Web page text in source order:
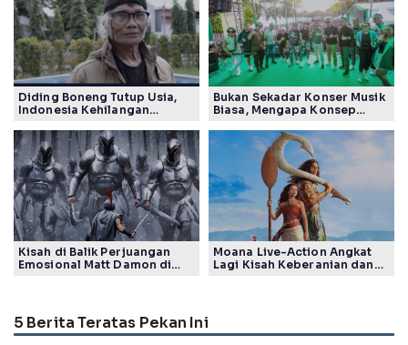
Diding Boneng Tutup Usia,
Indonesia Kehilangan
Generasi
Bukan Sekadar Konser Musik
Biasa, Mengapa Konsep
Tuai Pujian Banyak Pihak
Kisah di Balik Perjuangan
Emosional Matt Damon di
Moana Live-Action Angkat
Lagi Kisah Keberanian dan
5 Berita Teratas Pekan Ini